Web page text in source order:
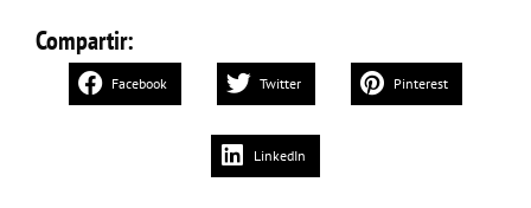
Compartir:
Facebook Twitter Pinterest
LinkedIn